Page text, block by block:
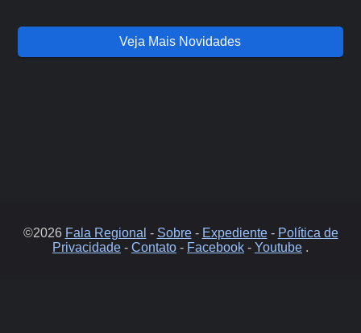
Veja Mais Novidades
©2026 Fala Regional - Sobre- Expediente- Política de
Privacidade - Contato - Facebook - Youtube .